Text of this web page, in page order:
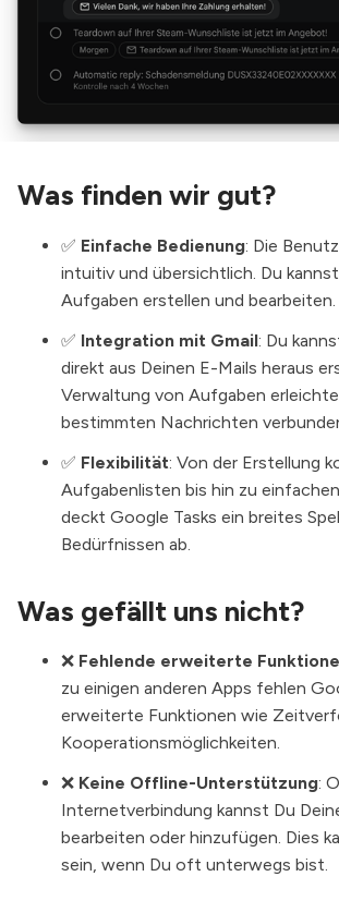
Was finden wir gut?
✅ Einfache Bedienung: Die
intuitiv und übersichtlich. Du
Aufgaben erstellen und bearbeiten.
✅ Integration mit Gmail: Du
direkt aus Deinen E-Mails heraus
Verwaltung von Aufgaben
bestimmten Nachrichten
✅ Flexibilität: Von der Erstellung
Aufgabenlisten bis hin zu
deckt Google Tasks ein breites
Bedürfnissen ab.
Was gefällt uns nicht?
❌ Fehlende erweiterte
zu einigen anderen Apps fehlen
erweiterte Funktionen wie
Kooperationsmöglichkeiten.
❌ Keine Offline-Unterstützung:
Internetverbindung kannst Du
bearbeiten oder hinzufügen. Dies
sein, wenn Du oft unterwegs bist.